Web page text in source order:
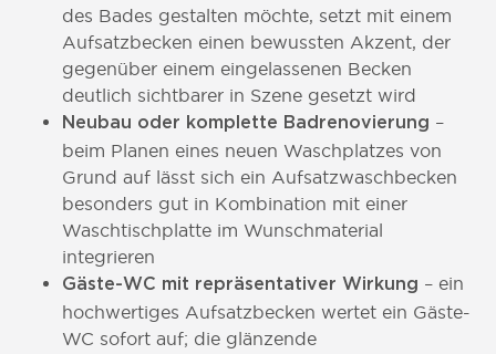
des Bades gestalten möchte, setzt mit einem
Aufsatzbecken einen bewussten Akzent, der
gegenüber einem eingelassenen Becken
deutlich sichtbarer in Szene gesetzt wird
Neubau oder komplette Badrenovierung –
beim Planen eines neuen Waschplatzes von
Grund auf lässt sich ein Aufsatzwaschbecken
besonders gut in Kombination mit einer
Waschtischplatte im Wunschmaterial
integrieren
Gäste-WC mit repräsentativer Wirkung – ein
hochwertiges Aufsatzbecken wertet ein Gäste-
WC sofort auf; die glänzende